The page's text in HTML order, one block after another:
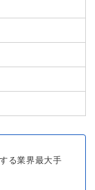
る業界最大手